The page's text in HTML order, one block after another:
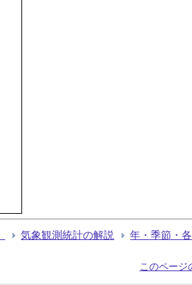
気象観測統計の解説 年・季節・
このページ